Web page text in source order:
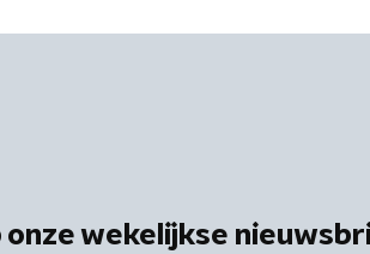
onze wekelijkse